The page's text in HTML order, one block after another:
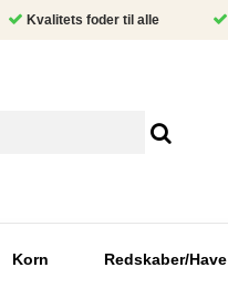
Kvalitets foder til alle
Korn Redskaber/Have